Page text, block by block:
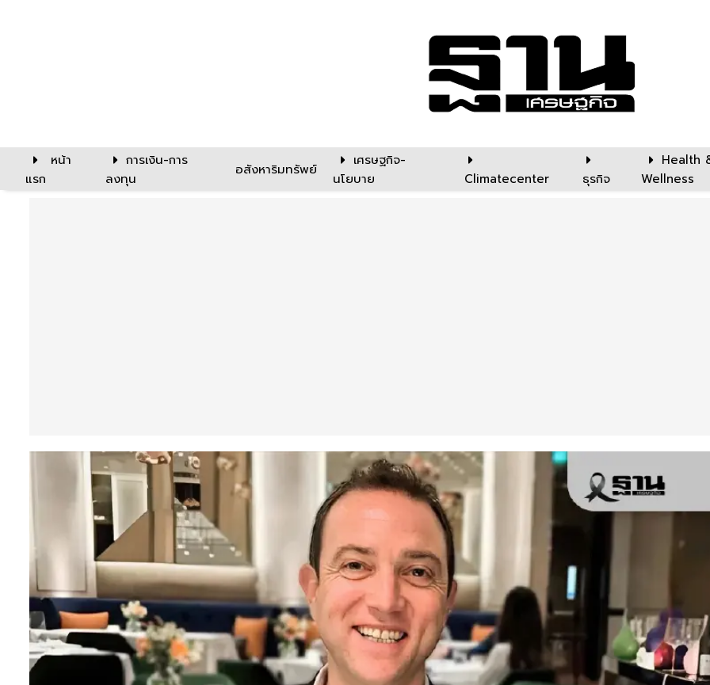
หน้า
แรก
การเงิน-การ
ลงทุน
อสังหาริมทรัพย์
เศรษฐกิจ-
นโยบาย
Climatecenter ธุรกิจ
Health
Wellness